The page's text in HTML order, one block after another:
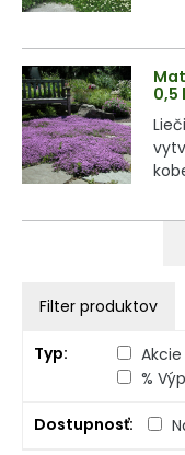
0,5 l
Filter produktov
Typ Akcie
%
Dostupnosť